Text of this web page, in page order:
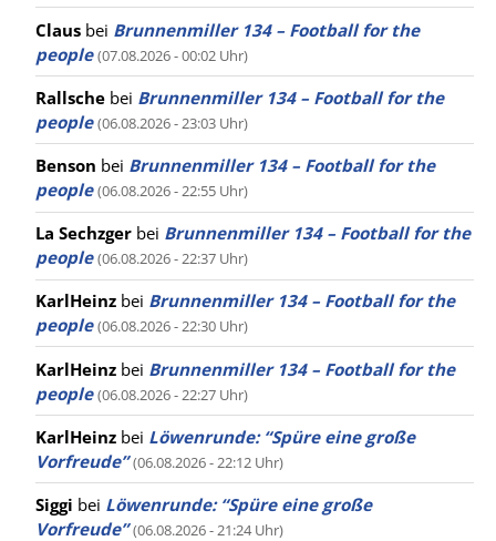
Claus bei Brunnenmiller 134 – Football for the
people (07.08.2026 - 00:02 Uhr)
Rallsche bei Brunnenmiller 134 – Football for the
people (06.08.2026 - 23:03 Uhr)
Benson bei Brunnenmiller 134 – Football for the
people (06.08.2026 - 22:55 Uhr)
La Sechzger bei Brunnenmiller 134 – Football for the
people (06.08.2026 - 22:37 Uhr)
KarlHeinz bei Brunnenmiller 134 – Football for the
people (06.08.2026 - 22:30 Uhr)
KarlHeinz bei Brunnenmiller 134 – Football for the
people (06.08.2026 - 22:27 Uhr)
KarlHeinz bei Löwenrunde: “Spüre eine große
Vorfreude” (06.08.2026 - 22:12 Uhr)
Siggi bei Löwenrunde: “Spüre eine große
Vorfreude” (06.08.2026 - 21:24 Uhr)